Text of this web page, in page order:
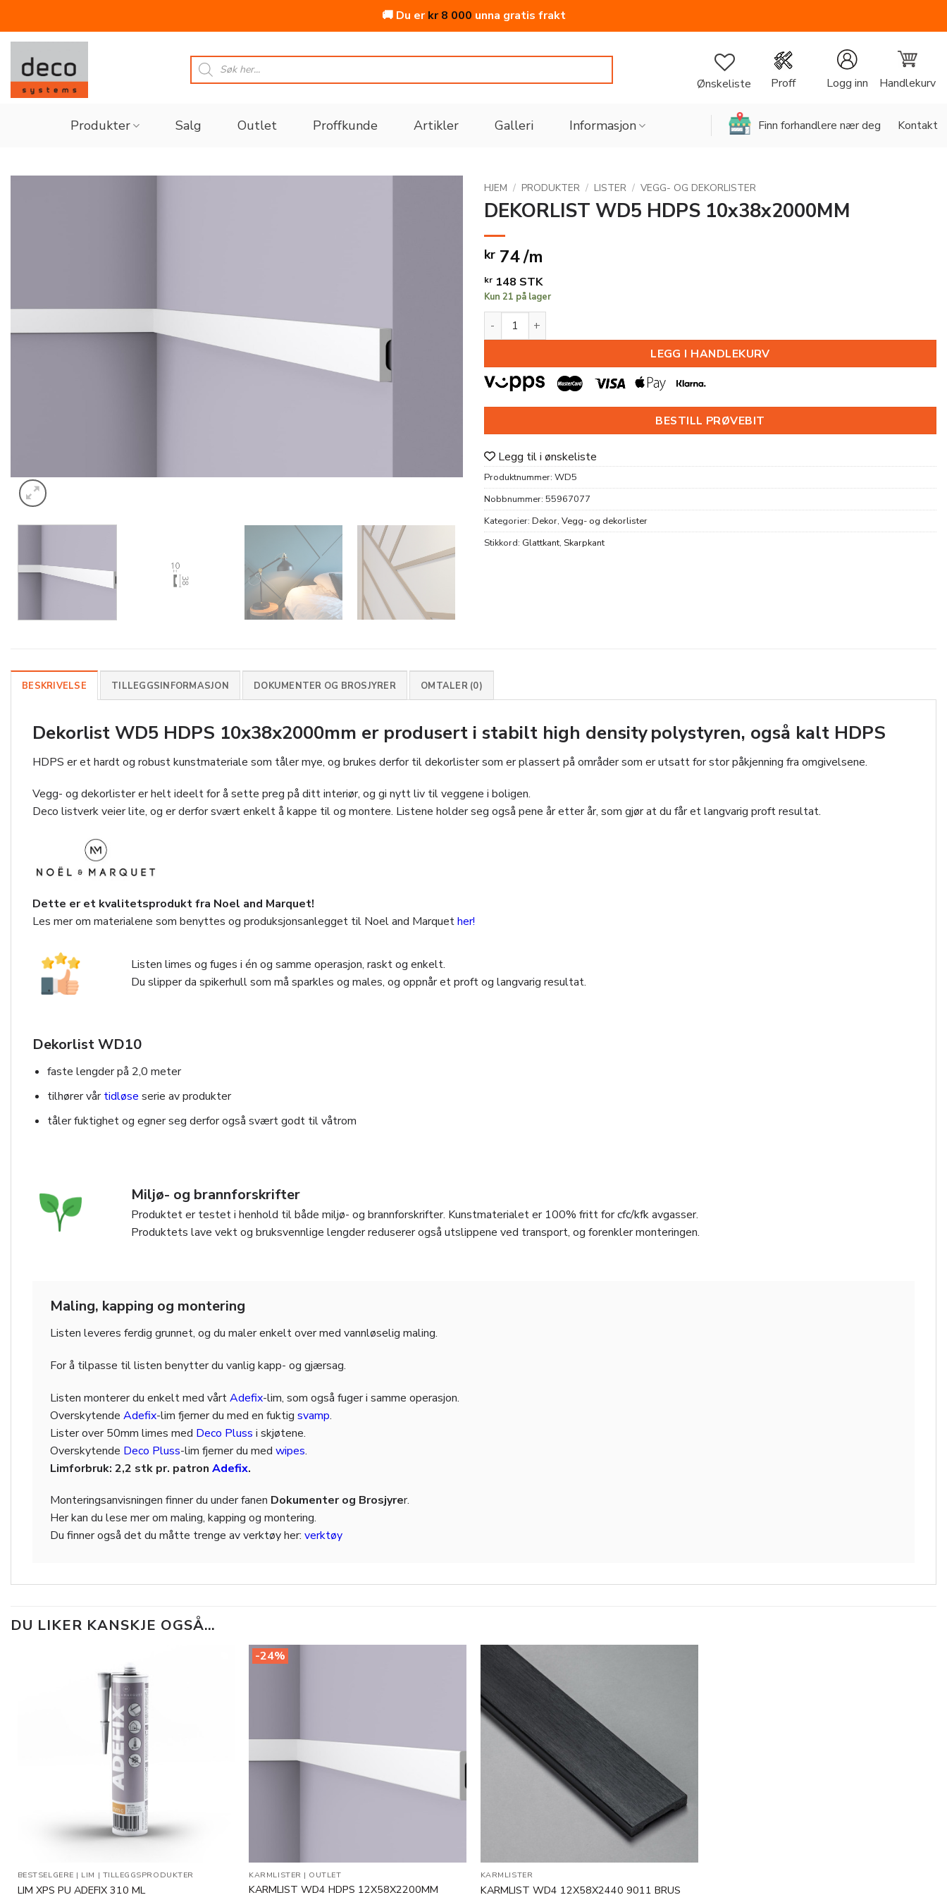
🚚 Du erkr8 000 unna gratis frakt
Skip
content
Products
search
Ønskeliste Proff Logg inn Handlekurv
Produkter Salg Outlet Proffkunde Artikler Galleri Informasjon Finn forhandlere nær deg Kontakt
HJEM / PRODUKTER / LISTER / VEGG- OG DEKORLISTER
DEKORLIST WD5 HDPS 10x38x2000MM
kr 74 /m
kr 148 STK
Kun 21 på lager
DEKORLIST WD5 HDPS 10x38x2000MM antall
LEGG I HANDLEKURV
BESTILL PRØVEBIT
Legg til i ønskeliste
Produktnummer: WD5
Nobbnummer: 55967077
Kategorier: Dekor, Vegg- og dekorlister
Stikkord: Glattkant, Skarpkant
BESKRIVELSE TILLEGGSINFORMASJON DOKUMENTER OG BROSJYRER OMTALER (0)
Dekorlist WD5 HDPS 10x38x2000mm er produsert i stabilt high density polystyren, også kalt HDPS
HDPS er et hardt og robust kunstmateriale som tåler mye, og brukes derfor til dekorlister som er plassert på områder som er utsatt for stor påkjenning fra omgivelsene.
Vegg- og dekorlister er helt ideelt for å sette preg på ditt interiør, og gi nytt liv til veggene i boligen.
Deco listverk veier lite, og er derfor svært enkelt å kappe til og montere. Listene holder seg også pene år etter år, som gjør at du får et langvarig proft resultat.
Dette er et kvalitetsprodukt fra Noel and Marquet!
Les mer om materialene som benyttes og produksjonsanlegget til Noel and Marquether!
Listen limes og fuges i én og samme operasjon, raskt og enkelt.
Du slipper da spikerhull som må sparkles og males, og oppnår et proft og langvarig resultat.
Dekorlist WD10
faste lengder på 2,0 meter
tilhører vårtidløse serie av produkter
tåler fuktighet og egner seg derfor også svært godt til våtrom
Miljø- og brannforskrifter
Produktet er testet i henhold til både miljø- og brannforskrifter. Kunstmaterialet er 100% fritt for cfc/kfk avgasser.
Produktets lave vekt og bruksvennlige lengder reduserer også utslippene ved transport, og forenkler monteringen.
Maling, kapping og montering
Listen leveres ferdig grunnet, og du maler enkelt over med vannløselig maling.
For å tilpasse til listen benytter du vanlig kapp- og gjærsag.
Listen monterer du enkelt med vårtAdefix-lim, som også fuger i samme operasjon.
Overskytende Adefix-lim fjerner du med en fuktig svamp.
Lister over 50mm limes med Deco Pluss i skjøtene.
Overskytende Deco Pluss-lim fjerner du med wipes.
Limforbruk: 2,2 stk pr. patron Adefix.
Monteringsanvisningen finner du under fanen Dokumenter og Brosjyrer.
Her kan du lese mer om maling, kapping og montering.
Du finner også det du måtte trenge av verktøy her: verktøy
DU LIKER KANSKJE OGSÅ…
BESTSELGERE | LIM | TILLEGGSPRODUKTER
LIM XPS PU ADEFIX 310 ML
-24%
KARMLISTER | OUTLET
KARMLIST WD4 HDPS 12X58X2200MM
KARMLISTER
KARMLIST WD4 12X58X2440 9011 BRUS